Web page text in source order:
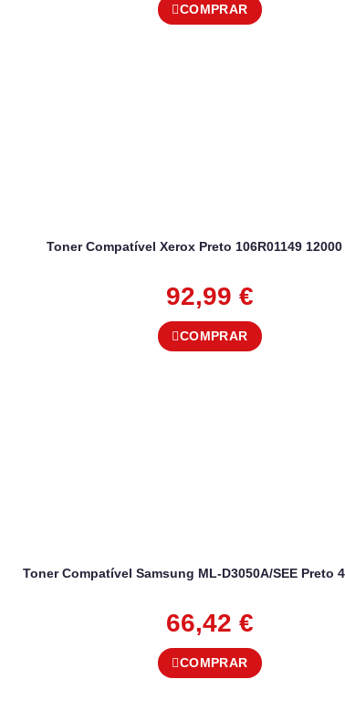
COMPRAR
Toner Compatível Xerox Preto 106R01149 12000
92,99 €
COMPRAR
Toner Compatível Samsung ML-D3050A/SEE Preto
66,42 €
COMPRAR